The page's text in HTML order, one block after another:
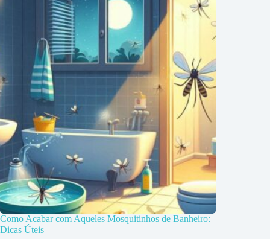
Como Acabar com Aqueles Mosquitinhos de Banheiro:
Dicas Úteis